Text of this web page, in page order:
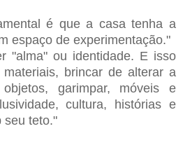
é que a casa tenha a
espaço de experimentação."
"alma" ou identidade. E isso
materiais, brincar de alterar a
garimpar, móveis e
cultura, histórias e
seu teto."